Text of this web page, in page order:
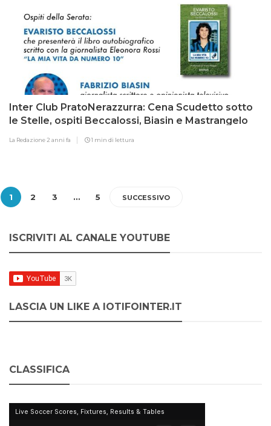
Inter Club PratoNerazzurra: Cena Scudetto sotto
le Stelle, ospiti Beccalossi, Biasin e Mastrangelo
La Redazione 2 anni fa 1 min di lettura
1 2 3 … 5 SUCCESSIVO
ISCRIVITI AL CANALE YOUTUBE
LASCIA UN LIKE A IOTIFOINTER.IT
CLASSIFICA